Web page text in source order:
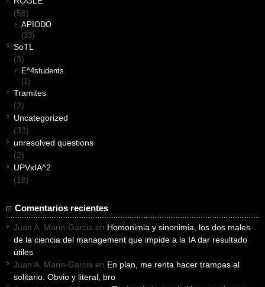
(58)
APIODO
(33)
SoTL
(3)
E^4students
(1)
Tramites
(2)
Uncategorized
(33)
unresolved questions
(2)
UPVxIA^2
(18)
Comentarios recientes
Juan A. Marin-Garcia en Homonimia y sinonimia, los dos males
de la ciencia del management que impide a la IA dar resultado
útiles
Juan A. Marin-Garcia en En plan, me renta hacer trampas al
solitario. Obvio y literal, bro